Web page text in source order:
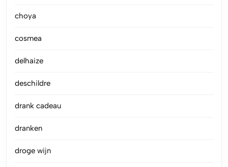
choya
cosmea
delhaize
deschildre
drank cadeau
dranken
droge wijn